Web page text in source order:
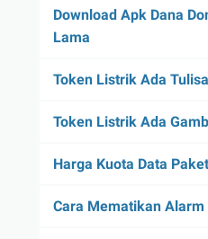
Download Apk Dana
Lama
Token Listrik Ada
Token Listrik Ada
Harga Kuota Data
Cara Mematikan